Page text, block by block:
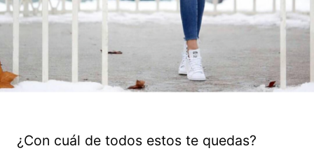
¿Con cuál de todos estos te quedas?